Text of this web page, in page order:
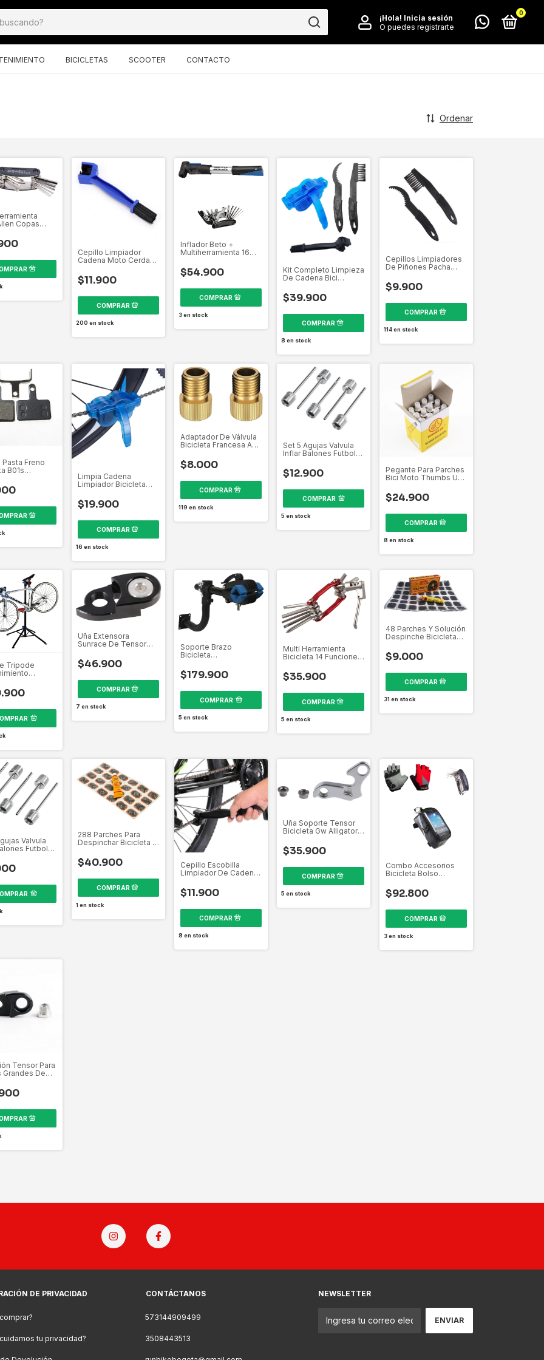
¡Hola! Inicia sesión
O puedes registrarte
0
BICICLETAS SCOOTER CONTACTO
Ordenar
Copas
Cepillo Limpiador
Cadena Moto Cerdas
$11.900
200 en stock
Inflador Beto +
Multiherramienta 16
Bicicleta
$54.900
3en stock
Kit Completo Limpieza
De Cadena Bici
Cepillos
$39.900
8 en stock
Cepillos Limpiadores
De Piñones Pacha
$9.900
114en stock
Pasta Freno
B01s
Limpia Cadena
Limpiador Bicicleta
$19.900
16 en stock
Adaptador De Válvula
Bicicleta Francesa A
$8.000
119 en stock
Set 5 Agujas Valvula
Inflar Balones Futbol
$12.900
COMPRAR
5 en stock
Pegante Para Parches
Bici Moto Thumbs Up
$24.900
8 en stock
Tripode
Uña Extensora
Sunrace De Tensor
$46.900
7 en stock
Soporte Brazo
Bicicleta
Reparación Pared
Talle
$179.900
COMPRAR
5 en stock
Multi Herramienta
Bicicleta 14 Funciones
$35.900
5 en stock
48 Parches Y Solución
Despinche Bicicletas
$9.000
31 en stock
Valvula
Futbol
288 Parches Para
Despinchar Bicicleta 6
$40.900
1 en stock
Cepillo Escobilla
Limpiador De Cadena
$11.900
8 en stock
Uña Soporte Tensor
Bicicleta Gw Alligator
$35.900
5 en stock
Combo Accesorios
Bicicleta Bolso
Multiherrami
$92.800
3en stock
Tensor Para
Grandes De
DE PRIVACIDAD
tu privacidad?
CONTÁCTANOS
573144909499
3508443513
NEWSLETTER